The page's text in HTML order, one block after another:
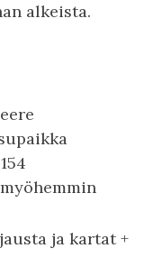
alkeista.
ja kartat +